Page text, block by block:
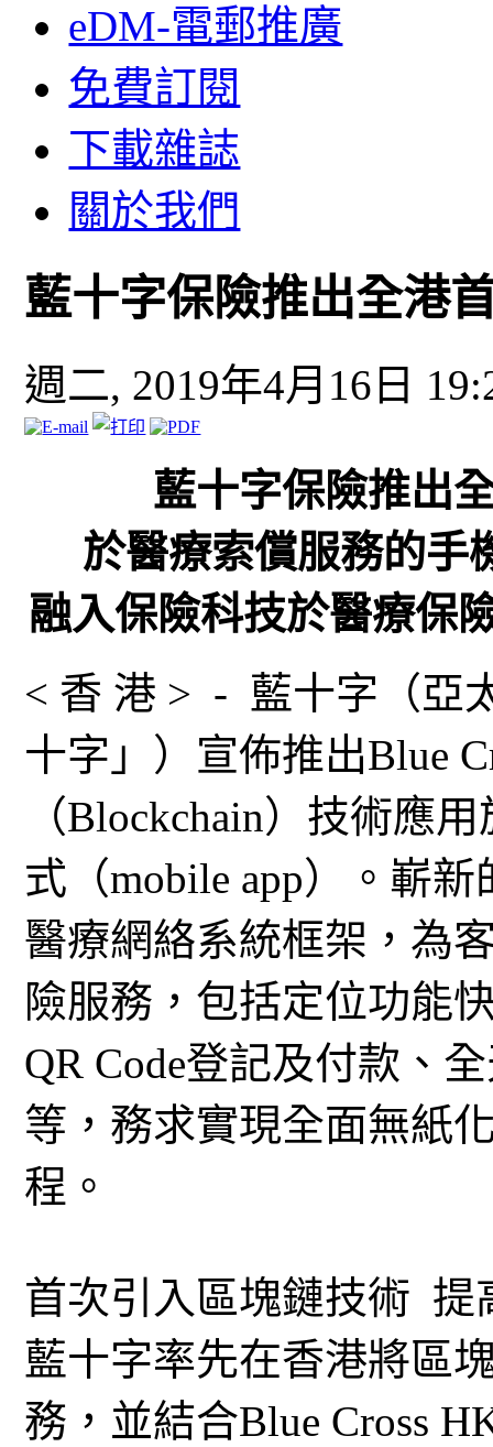
eDM-電郵推廣
免費訂閱
下載雜誌
關於我們
藍十字保險推出全港
週二, 2019年4月16日
藍十字保險推出
於醫療索償服務的
融入保險科技於醫療保
< 香 港 > - 藍十字（亞
十字」）宣佈推出Blue
（Blockchain）技術應
式（mobile app）。嶄
醫療網絡系統框架，為
險服務，包括定位功能
QR Code登記及付款、
等，務求實現全面無紙
程。
首次引入區塊鏈技術 提
藍十字率先在香港將區
務，並結合Blue Cross